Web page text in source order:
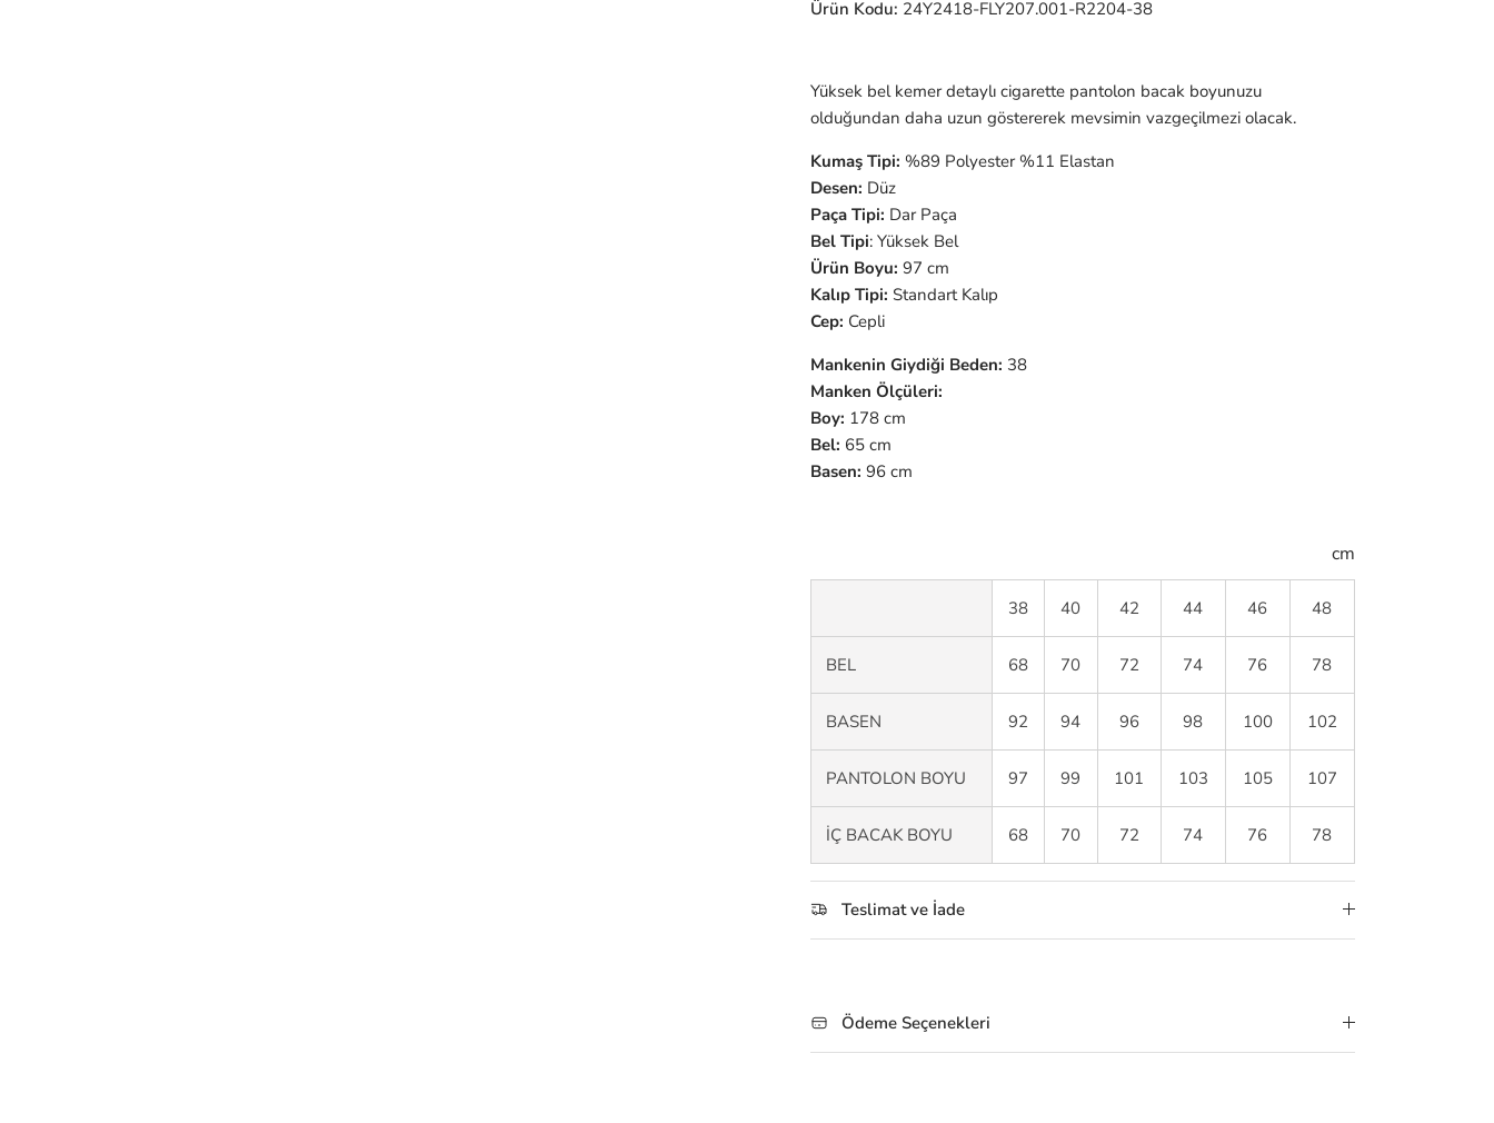
Ürün Kodu: 24Y2418-FLY207.001-R2204-38
Yüksek bel kemer detaylı cigarette pantolon bacak boyunuzu
olduğundan daha uzun göstererek mevsimin vazgeçilmezi olacak.
Kumaş Tipi: %89 Polyester %11 Elastan
Desen: Düz
Paça Tipi: Dar Paça
Bel Tipi: Yüksek Bel
Ürün Boyu: 97 cm
Kalıp Tipi: Standart Kalıp
Cep: Cepli
Mankenin Giydiği Beden: 38
Manken Ölçüleri:
Boy: 178 cm
Bel: 65 cm
Basen: 96 cm
cm
38 40 42 44 46 48
BEL 68 70 72 74 76 78
BASEN 92 94 96 98 100 102
PANTOLON BOYU 97 99 101 103 105 107
İÇ BACAK BOYU 68 70 72 74 76 78
Teslimat ve İade
Ödeme Seçenekleri